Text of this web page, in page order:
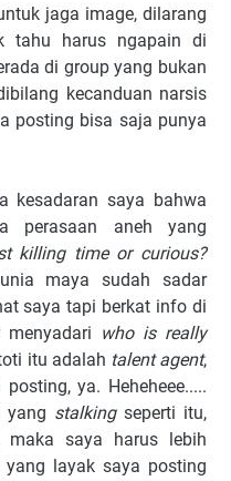
jaga image, dilarang
tahu harus ngapain di
di group yang bukan
kecanduan narsis
posting bisa saja punya
kesadaran saya bahwa
perasaan aneh yang
killing time or curious?
maya sudah sadar
saya tapi berkat info di
who is really
itu adalah talent agent,
ya. Heheheee.....
yang stalkingseperti itu,
maka saya harus lebih
layak saya posting